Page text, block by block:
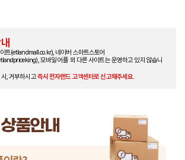
트(etlandmall.co.kr), 네이버 스마트스토어
모바일 어플 외 다른 사이트는 운영하고 있지 않습니
, 거부하시고즉시 전자랜드 고객센터로 신고해주세요.